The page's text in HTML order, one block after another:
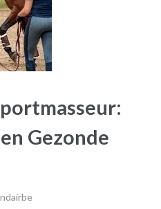
Gezonde